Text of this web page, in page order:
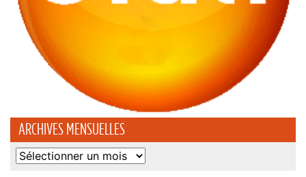
ARCHIVES MENSUELLES
Archives